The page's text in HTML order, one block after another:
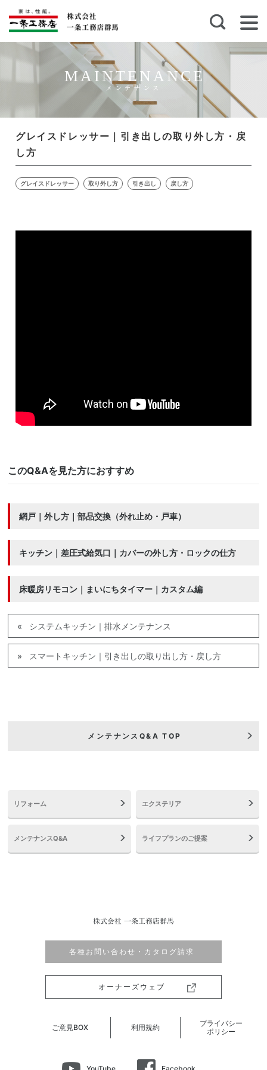
MAINTENANCE
メンテナンス
グレイスドレッサー｜引き出しの取り外し方・戻
し方
グレイスドレッサー 取り外し方 引き出し 戻し方
gunma.com/public_html/wp-content/themes/customizy/single-
maintenance.php
このQ&Aを見た方におすすめ
網戸｜外し方｜部品交換（外れ止め・戸車）
キッチン｜差圧式給気口｜カバーの外し方・ロックの仕方
床暖房リモコン｜まいにちタイマー｜カスタム編
システムキッチン｜排水メンテナンス
スマートキッチン｜引き出しの取り出し方・戻し方
メンテナンスQ&A TOP
リフォーム エクステリア
メンテナンスQ&A ライフプランのご提案
株式会社 一条工務店群馬
各種お問い合わせ・カタログ請求
オーナーズウェブ
ご意見BOX 利用規約
プライバシー
ポリシー